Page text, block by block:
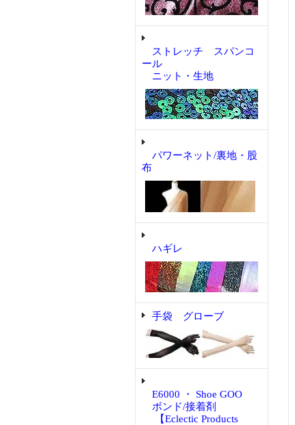
ストレッチ スパンコ
ール
ニット・生地
パワーネット/裏地・股
布
ハギレ
手袋 グローブ
E6000 ・ Shoe GOO
ボンド/接着剤
【Eclectic Products